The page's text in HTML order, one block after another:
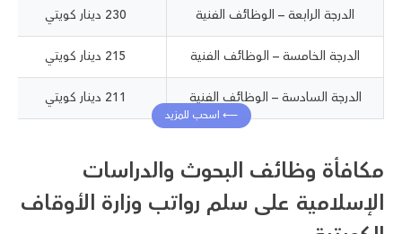
الدرجة الرابعة – الوظائف الفنية 230 دينار كويتي
الدرجة الخامسة – الوظائف الفنية 215 دينار كويتي
الدرجة السادسة – الوظائف الفنية 211 دينار كويتي
مكافأة وظائف البحوث والدراسات
الإسلامية على سلم رواتب وزارة الأوقاف